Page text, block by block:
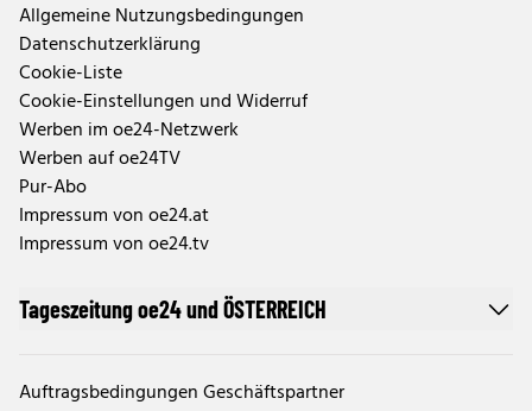
Allgemeine Nutzungsbedingungen
Datenschutzerklärung
Cookie-Liste
Cookie-Einstellungen und Widerruf
Werben im oe24-Netzwerk
Werben auf oe24TV
Pur-Abo
Impressum von oe24.at
Impressum von oe24.tv
Tageszeitung oe24 und ÖSTERREICH
Auftragsbedingungen Geschäftspartner